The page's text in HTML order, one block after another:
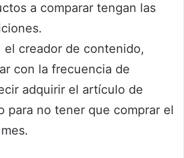
a comparar tengan las
el creador de contenido,
con la frecuencia de
adquirir el artículo de
para no tener que comprar el